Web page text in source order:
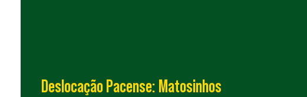
Deslocação Pacense: Matosinhos